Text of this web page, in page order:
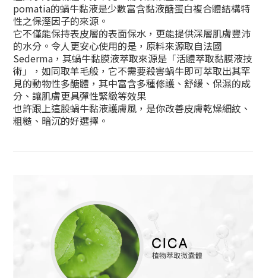
pomatia的蝸牛黏液是少數富含黏液醣蛋白複合體結構特
性之保溼因子的來源。
它不僅能保持表皮層的表面保水，更能提供深層肌膚豐沛
的水分。令人更安心使用的是，原料來源取自法國
Sederma，其蝸牛黏膜液萃取來源是「活體萃取黏膜液技
術」，如同取羊毛般，它不需要殺害蝸牛即可萃取出其罕
見的動物性多醣體，其中富含多種修護、舒緩、保濕的成
分、讓肌膚更具彈性緊緻等效果
也許跟上這股蝸牛黏液護膚風，是你改善皮膚乾燥細紋、
粗糙、暗沉的好選擇。